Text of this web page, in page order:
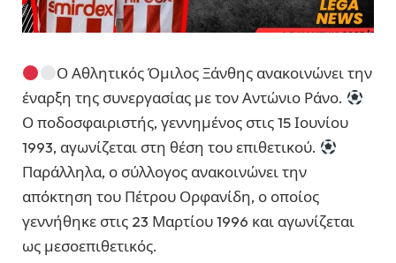
Ο Αθλητικός Όμιλος Ξάνθης ανακοινώνει την
έναρξη της συνεργασίας με τον Αντώνιο Ράνο.
Ο ποδοσφαιριστής, γεννημένος στις 15 Ιουνίου
1993, αγωνίζεται στη θέση του επιθετικού.
Παράλληλα, ο σύλλογος ανακοινώνει την
απόκτηση του Πέτρου Ορφανίδη, ο οποίος
γεννήθηκε στις 23 Μαρτίου 1996 και αγωνίζεται
ως μεσοεπιθετικός.